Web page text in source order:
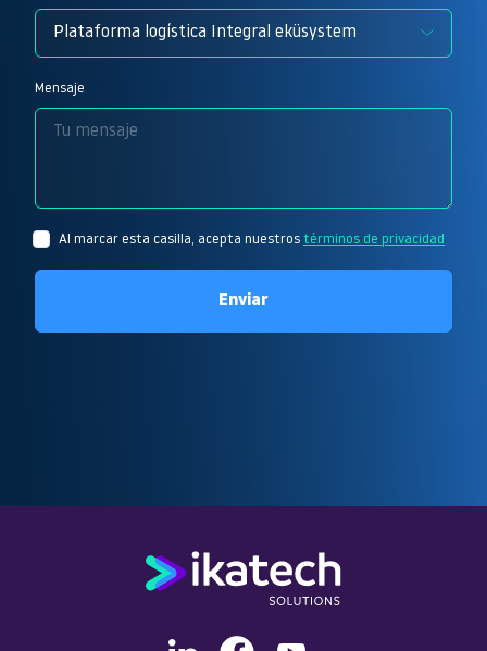
Mensaje
Al marcar esta casilla, acepta nuestros términos de privacidad
Enviar